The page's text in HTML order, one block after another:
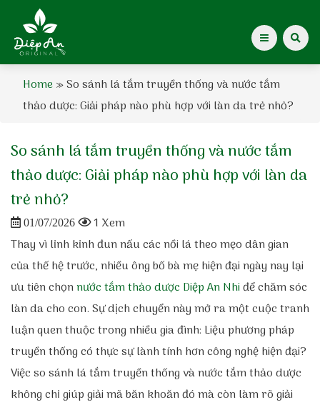
Giới thiệu Dược Khoa
Kiến thức cho mẹ
Tạp chí Diệp An Nhi
Tin tức
Điểm mua hàng
Home»So sánh lá tắm truyền thống và nước tắm
thảo dược: Giải pháp nào phù hợp với làn da trẻ nhỏ?
So sánh lá tắm truyền thống và nước tắm
thảo dược: Giải pháp nào phù hợp với làn da
trẻ nhỏ?
01/07/2026
1 Xem
Thay vì lỉnh kỉnh đun nấu các nồi lá theo mẹo dân gian
của thế hệ trước, nhiều ông bố bà mẹ hiện đại ngày nay lại
ưu tiên chọnnước tắm thảo dược Diệp An Nhiđể chăm sóc
làn da cho con. Sự dịch chuyển này mở ra một cuộc tranh
luận quen thuộc trong nhiều gia đình: Liệu phương pháp
truyền thống có thực sự lành tính hơn công nghệ hiện đại?
Việc so sánh lá tắm truyền thống và nước tắm thảo dược
không chỉ giúp giải mã băn khoăn đó mà còn làm rõ giải